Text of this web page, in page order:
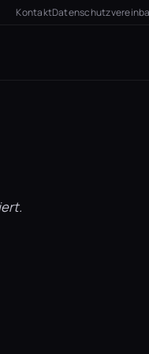
Kontakt